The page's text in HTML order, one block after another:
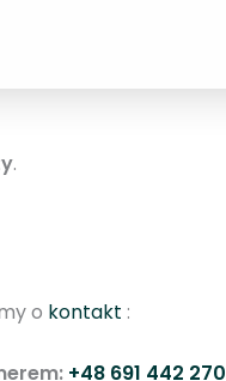
.
o kontakt :
+48 691 442 270